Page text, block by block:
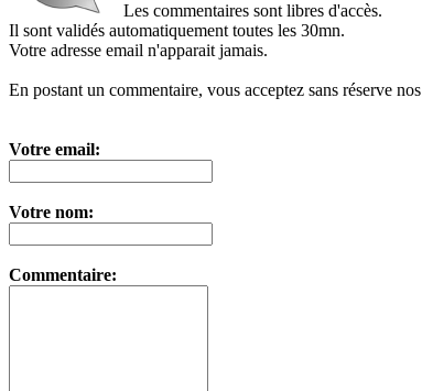
Les commentaires sont libres d'accès.
Il sont validés automatiquement toutes les 30mn.
Votre adresse email n'apparait jamais.
En postant un commentaire, vous acceptez sans réserve nos
Votre email:
Votre nom:
Commentaire: